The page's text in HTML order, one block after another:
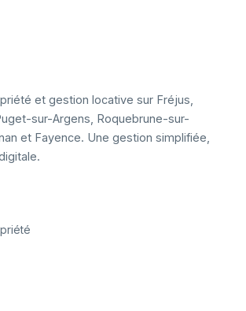
et gestion locative sur Fréjus,
sur-Argens, Roquebrune-sur-
et Fayence. Une gestion simplifiée,